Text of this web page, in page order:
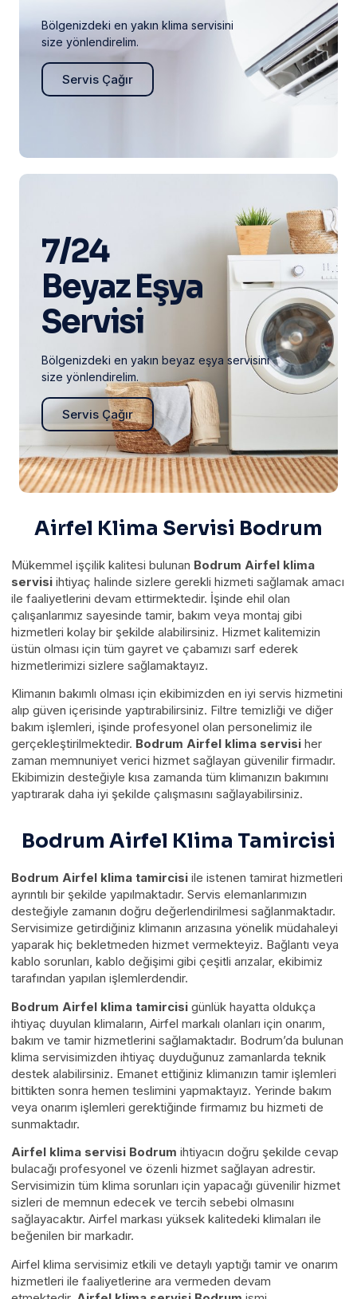
Bölgenizdeki en yakın klima servisini
size yönlendirelim.
Servis Çağır
7/24
Beyaz Eşya
Servisi
Bölgenizdeki en yakın beyaz eşya servisini
size yönlendirelim.
Servis Çağır
Airfel Klima Servisi Bodrum
Mükemmel işçilik kalitesi bulunan Bodrum Airfel klima
servisi ihtiyaç halinde sizlere gerekli hizmeti sağlamak amacı
ile faaliyetlerini devam ettirmektedir. İşinde ehil olan
çalışanlarımız sayesinde tamir, bakım veya montaj gibi
hizmetleri kolay bir şekilde alabilirsiniz. Hizmet kalitemizin
üstün olması için tüm gayret ve çabamızı sarf ederek
hizmetlerimizi sizlere sağlamaktayız.
Klimanın bakımlı olması için ekibimizden en iyi servis hizmetini
alıp güven içerisinde yaptırabilirsiniz. Filtre temizliği ve diğer
bakım işlemleri, işinde profesyonel olan personelimiz ile
gerçekleştirilmektedir. Bodrum Airfel klima servisi her
zaman memnuniyet verici hizmet sağlayan güvenilir firmadır.
Ekibimizin desteğiyle kısa zamanda tüm klimanızın bakımını
yaptırarak daha iyi şekilde çalışmasını sağlayabilirsiniz.
Bodrum Airfel Klima Tamircisi
Bodrum Airfel klima tamircisi ile istenen tamirat hizmetleri
ayrıntılı bir şekilde yapılmaktadır. Servis elemanlarımızın
desteğiyle zamanın doğru değerlendirilmesi sağlanmaktadır.
Servisimize getirdiğiniz klimanın arızasına yönelik müdahaleyi
yaparak hiç bekletmeden hizmet vermekteyiz. Bağlantı veya
kablo sorunları, kablo değişimi gibi çeşitli arızalar, ekibimiz
tarafından yapılan işlemlerdendir.
Bodrum Airfel klima tamircisi günlük hayatta oldukça
ihtiyaç duyulan klimaların, Airfel markalı olanları için onarım,
bakım ve tamir hizmetlerini sağlamaktadır. Bodrum’da bulunan
klima servisimizden ihtiyaç duyduğunuz zamanlarda teknik
destek alabilirsiniz. Emanet ettiğiniz klimanızın tamir işlemleri
bittikten sonra hemen teslimini yapmaktayız. Yerinde bakım
veya onarım işlemleri gerektiğinde firmamız bu hizmeti de
sunmaktadır.
Airfel klima servisi Bodrum ihtiyacın doğru şekilde cevap
bulacağı profesyonel ve özenli hizmet sağlayan adrestir.
Servisimizin tüm klima sorunları için yapacağı güvenilir hizmet
sizleri de memnun edecek ve tercih sebebi olmasını
sağlayacaktır. Airfel markası yüksek kalitedeki klimaları ile
beğenilen bir markadır.
Airfel klima servisimiz etkili ve detaylı yaptığı tamir ve onarım
hizmetleri ile faaliyetlerine ara vermeden devam